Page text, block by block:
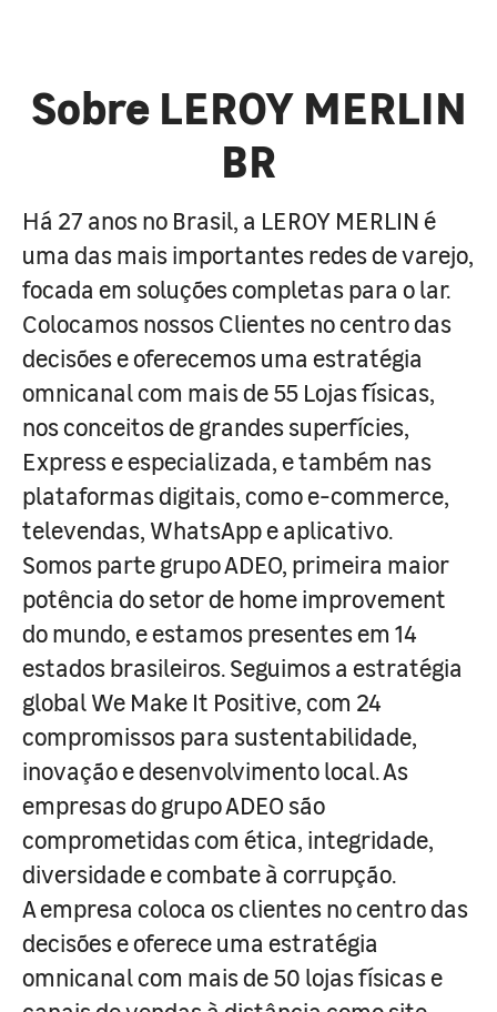
Sobre LEROY MERLIN
BR
Há 27 anos no Brasil, a LEROY MERLIN é
uma das mais importantes redes de varejo,
focada em soluções completas para o lar.
Colocamos nossos Clientes no centro das
decisões e oferecemos uma estratégia
omnicanal com mais de 55 Lojas físicas,
nos conceitos de grandes superfícies,
Express e especializada, e também nas
plataformas digitais, como e-commerce,
televendas, WhatsApp e aplicativo.
Somos parte grupo ADEO, primeira maior
potência do setor de home improvement
do mundo, e estamos presentes em 14
estados brasileiros. Seguimos a estratégia
global We Make It Positive, com 24
compromissos para sustentabilidade,
inovação e desenvolvimento local. As
empresas do grupo ADEO são
comprometidas com ética, integridade,
diversidade e combate à corrupção.
A empresa coloca os clientes no centro das
decisões e oferece uma estratégia
omnicanal com mais de 50 lojas físicas e